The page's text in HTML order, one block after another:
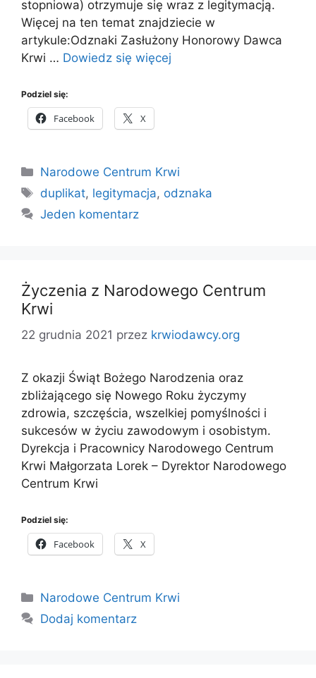
stopniowa) otrzymuje się wraz z legitymacją.
Więcej na ten temat znajdziecie w
artykule:Odznaki Zasłużony Honorowy Dawca
Krwi … Dowiedz się więcej
Podziel się:
Facebook X
Kategorie
Narodowe Centrum Krwi
Tagi
duplikat, legitymacja, odznaka
Jeden komentarz
Życzenia z Narodowego Centrum
Krwi
22 grudnia 2021 przez krwiodawcy.org
Z okazji Świąt Bożego Narodzenia oraz
zbliżającego się Nowego Roku życzymy
zdrowia, szczęścia, wszelkiej pomyślności i
sukcesów w życiu zawodowym i osobistym.
Dyrekcja i Pracownicy Narodowego Centrum
Krwi Małgorzata Lorek – Dyrektor Narodowego
Centrum Krwi
Podziel się:
Facebook X
Kategorie
Narodowe Centrum Krwi
Dodaj komentarz